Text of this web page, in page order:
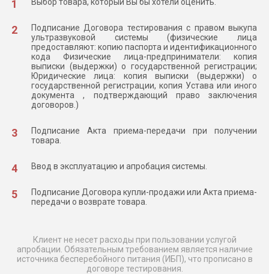
Подписание Договора тестирования с правом выкупа
ультразвуковой системы (физические лица
предоставляют: копию паспорта и идентификационного
кода Физические лица-предприниматели: копия
выписки (выдержки) о государственной регистрации;
Юридические лица: копия выписки (выдержки) о
государственной регистрации, копия Устава или иного
документа , подтверждающий право заключения
договоров.)
Подписание Акта приема-передачи при получении
товара.
Ввод в эксплуатацию и апробация системы.
Подписание Договора купли-продажи или Акта приема-
передачи о возврате товара.
Клиент не несет расходы при пользовании услугой
апробации. Обязательным требованием является наличие
источника бесперебойного питания (ИБП), что прописано в
договоре тестирования.